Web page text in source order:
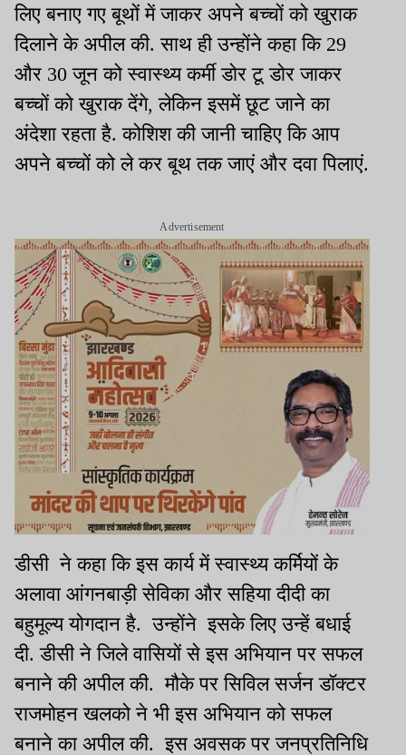
लिए बनाए गए बूथों में जाकर अपने बच्चों को खुराक
दिलाने के अपील की. साथ ही उन्होंने कहा कि 29
और 30 जून को स्वास्थ्य कर्मी डोर टू डोर जाकर
बच्चों को खुराक देंगे, लेकिन इसमें छूट जाने का
अंदेशा रहता है. कोशिश की जानी चाहिए कि आप
अपने बच्चों को ले कर बूथ तक जाएं और दवा पिलाएं.
Advertisement
डीसी ने कहा कि इस कार्य में स्वास्थ्य कर्मियों के
अलावा आंगनबाड़ी सेविका और सहिया दीदी का
बहुमूल्य योगदान है. उन्होंने इसके लिए उन्हें बधाई
दी. डीसी ने जिले वासियों से इस अभियान पर सफल
बनाने की अपील की. मौके पर सिविल सर्जन डॉक्टर
राजमोहन खलको ने भी इस अभियान को सफल
बनाने का अपील की. इस अवसक पर जनप्रतिनिधि